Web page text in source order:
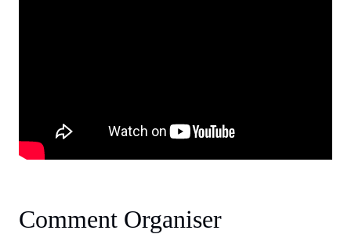
Comment Organiser